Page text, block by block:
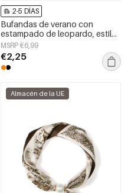
2-5 DÍAS
Bufandas de verano con
estampado de leopardo, estilo
casual, de poliéster, accesorios
para el día a día.
MSRP €6,99
€2,25
Almacén de la UE